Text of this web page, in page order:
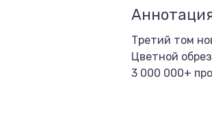
Третий том
Цветной
3 000 000+